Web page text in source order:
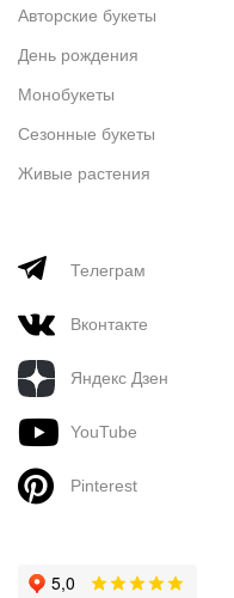
Авторские букеты
День рождения
Монобукеты
Сезонные букеты
Живые растения
Телеграм
Вконтакте
Яндекс Дзен
YouTube
Pinterest